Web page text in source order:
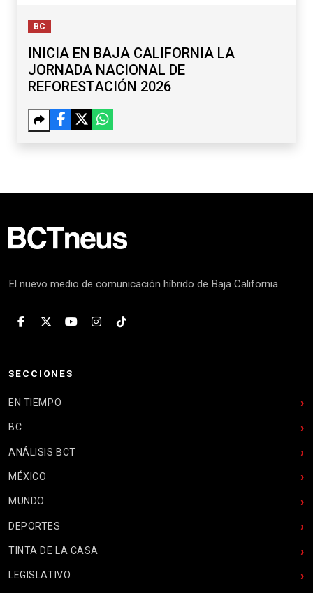
BC
INICIA EN BAJA CALIFORNIA LA
JORNADA NACIONAL DE
REFORESTACIÓN 2026
El nuevo medio de comunicación híbrido de Baja California.
SECCIONES
EN TIEMPO
BC
ANÁLISIS BCT
MÉXICO
MUNDO
DEPORTES
TINTA DE LA CASA
LEGISLATIVO